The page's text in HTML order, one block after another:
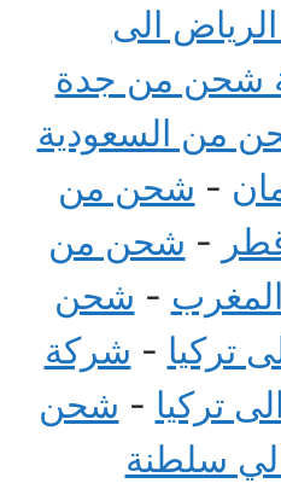
الى
شحن من جدة
من السعودية
- شحن من
- شحن من
- شحن
تركيا - شركة
تركيا - شحن
سلطنة